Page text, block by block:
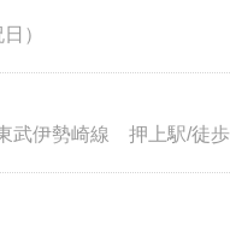
）
武伊勢崎線 押上駅/徒